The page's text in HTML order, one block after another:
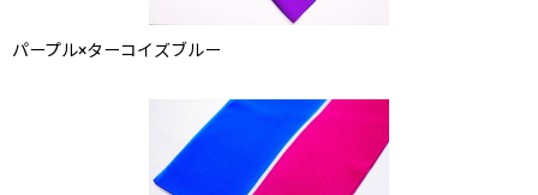
パープル×ターコイズブルー